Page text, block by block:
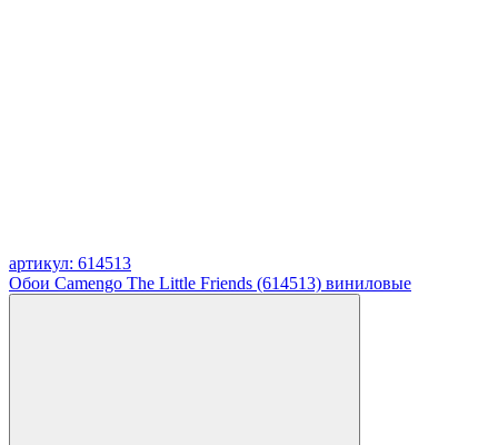
артикул: 614513
Обои Camengo The Little Friends (614513) виниловые